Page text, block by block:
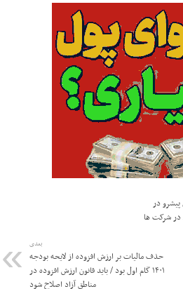
در
در شرکت ها
بعدی
حذف مالیات بر ارزش افزوده از لایحه بودجه
۱۴۰۱ گام اول بود / باید قانون ارزش افزوده در
مناطق آزاد اصلاح شود